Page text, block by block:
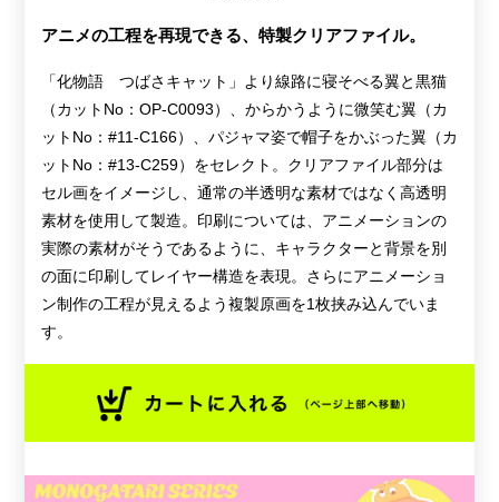
アニメの工程を再現できる、特製クリアファイル。
「化物語 つばさキャット」より線路に寝そべる翼と黒猫
（カットNo：OP-C0093）、からかうように微笑む翼（カ
ットNo：#11-C166）、パジャマ姿で帽子をかぶった翼（カ
ットNo：#13-C259）をセレクト。クリアファイル部分は
セル画をイメージし、通常の半透明な素材ではなく高透明
素材を使用して製造。印刷については、アニメーションの
実際の素材がそうであるように、キャラクターと背景を別
の面に印刷してレイヤー構造を表現。さらにアニメーショ
ン制作の工程が見えるよう複製原画を1枚挟み込んでいま
す。